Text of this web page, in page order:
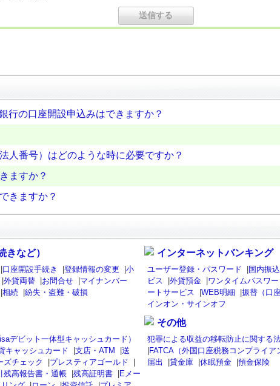
行の口座開設申込みはできますか？
人番号）はどのような時に必要ですか？
ますか？
きますか？
きなど）
|口座開設手続き |登録情報の変更 |小
|外貨両替 |お問合せ |マイナンバー
|相続 |紛失・盗難・破損
インターネットバンキング
ユーザー登録・パスワード |国内振込
ビス
|外貨預金 |ワンタイムパスワ
ートサービス
|WEB明細 |振替（口
インオン・サインオフ
デビット一体型キャッシュカード）
キャッシュカード |支店・ATM |送
ズチェック |プレスティアゴールド
|
残高報告書・通帳 |残高証明書 |Eメー
その他
犯罪による収益の移転防止に関する
|FATCA（外国口座税務コンプライア
届出
|貸金庫 |休眠預金 |預金保険